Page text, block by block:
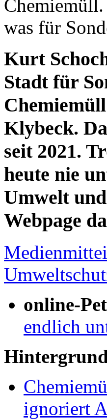
was für
Kurt
Stadt für
Klybeck.
seit 2021.
heute nie
Umwelt
Webpage
online-
endlich
ignoriert